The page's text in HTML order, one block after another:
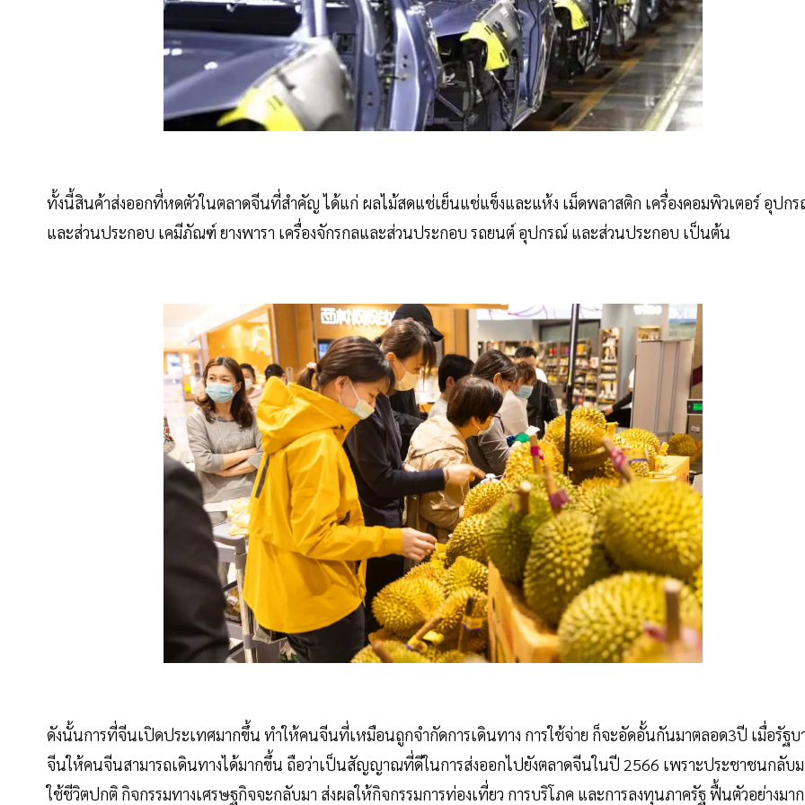
ทั้งนี้สินค้าส่งออกที่หดตัวในตลาดจีนที่สำคัญ ได้แก่ ผลไม้สดแช่เย็นแช่แข็งและแห้ง เม็ดพลาสติก เครื่องคอมพิวเตอร์ อุปก
และส่วนประกอบ เคมีภัณฑ์ ยางพารา เครื่องจักรกลและส่วนประกอบ รถยนต์ อุปกรณ์ และส่วนประกอบ เป็นต้น
ดังนั้นการที่จีนเปิดประเทศมากขึ้น ทำให้คนจีนที่เหมือนถูกจำกัดการเดินทาง การใช้จ่าย ก็จะอัดอั้นกันมาตลอด3ปี เมื่อรัฐบ
จีนให้คนจีนสามารถเดินทางได้มากขึ้น ถือว่าเป็นสัญญาณที่ดีในการส่งออกไปยังตลาดจีนในปี 2566 เพราะประชาชนกลับ
ใช้ชีวิตปกติ กิจกรรมทางเศรษฐกิจจะกลับมา ส่งผลให้กิจกรรมการท่องเที่ยว การบริโภค และการลงทุนภาครัฐ ฟื้นตัวอย่างมาก